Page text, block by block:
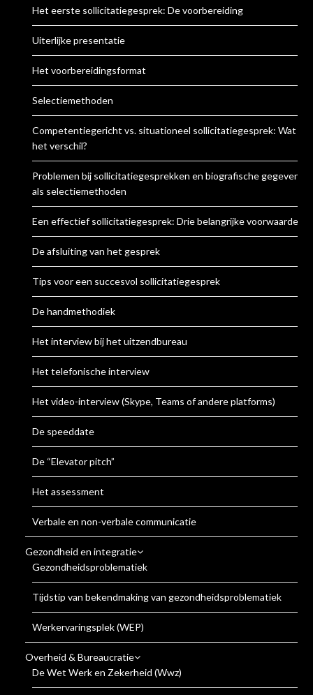
Het eerste sollicitatiegesprek: De voorbereiding
Uiterlijke presentatie
Het voorbereidingsformat
Selectiemethoden
Competentiegericht vs. situationeel sollicitatiegesprek: Wat is
het verschil?
Problemen bij sollicitatiegesprekken en biografische gegevens
als selectiemethoden
Een effectief sollicitatiegesprek: Drie belangrijke voorwaarden
De afsluiting van het gesprek
Tips voor een succesvol sollicitatiegesprek
De handmethodiek
Het interview bij het uitzendbureau
Het telefonische interview
Het video-interview (Skype, Teams of andere platforms)
De speeddate
De “Elevator pitch”
Het assessment
Verbale en non-verbale communicatie
Gezondheid en integratie
Gezondheidsproblematiek
Tijdstip van bekendmaking van gezondheidsproblematiek
Werkervaringsplek (WEP)
Overheid & Bureaucratie
De Wet Werk en Zekerheid (Wwz)